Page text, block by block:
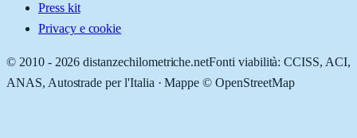
Press kit
Privacy e cookie
© 2010 - 2026 distanzechilometriche.netFonti viabilità: CCISS, ACI,
ANAS, Autostrade per l'Italia · Mappe © OpenStreetMap